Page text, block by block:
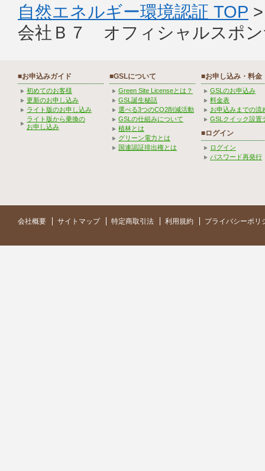
自然エネルギー環境認証 TOP
会社Ｂ７ オフィシャルスポン
■お申込みガイド
初めてのお客様
更新のお申し込み
ライト版のお申し込み
ライト版から乗換の
お申し込み
■GSLについて
Green Site Licenseとは？
GSL誕生秘話
選べる3つのCO2削減活動
GSLの仕組みについて
植林とは
グリーン電力とは
国連認証排出権とは
■お申し込み・料金
GSLのお申込み
料金表
お申込みまでの流
GSLクイック設置
■ログイン
ログイン
パスワード再発行
会社概要 サイトマップ 特定商取引法 利用規約 プライバシーポリ